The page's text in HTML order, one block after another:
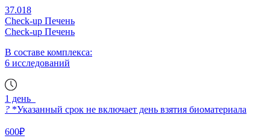
37.018
Check-up Печень
Check-up Печень
В составе комплекса:
6 исследований
1 день
? *Указанный срок не включает день взятия биоматериала
600₽